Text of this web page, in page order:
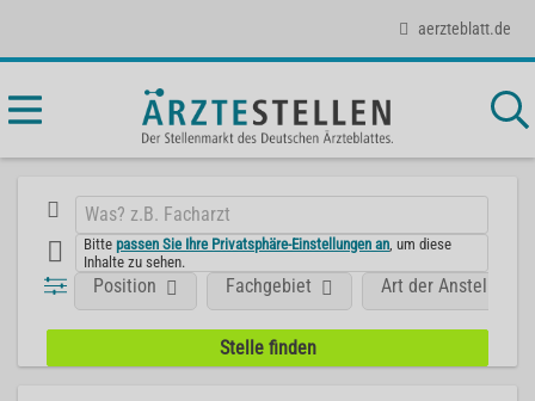
aerzteblatt.de
Bittepassen Sie Ihre Privatsphäre-Einstellungen an , um diese
Inhalte zu sehen.
Position Fachgebiet Art der Anstellung